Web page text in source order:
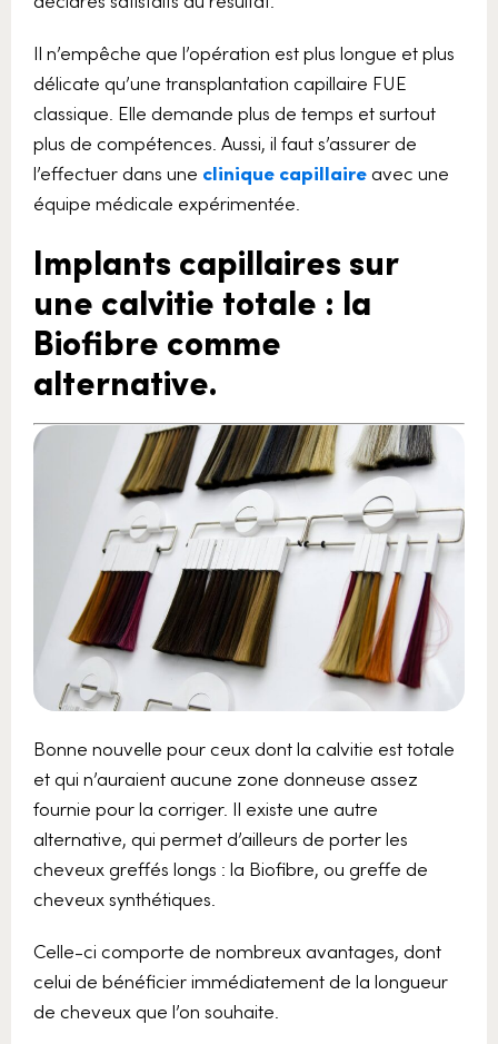
Il n’empêche que l’opération est plus longue et plus
délicate qu’une transplantation capillaire FUE
classique. Elle demande plus de temps et surtout
plus de compétences. Aussi, il faut s’assurer de
l’effectuer dans une clinique capillaireavec une
équipe médicale expérimentée.
Implants capillaires sur
une calvitie totale : la
Biofibre comme
alternative.
Bonne nouvelle pour ceux dont la calvitie est totale
et qui n’auraient aucune zone donneuse assez
fournie pour la corriger. Il existe une autre
alternative, qui permet d’ailleurs de porter les
cheveux greffés longs : la Biofibre, ou greffe de
cheveux synthétiques.
Celle-ci comporte de nombreux avantages, dont
celui de bénéficier immédiatement de la longueur
de cheveux que l’on souhaite.